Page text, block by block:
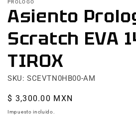
PROLOGO
Asiento
Scratch EVA
TIROX
SKU: SCEVTN0HB00-AM
Precio
habitual
$ 3,300.00 MXN
Impuesto incluido.